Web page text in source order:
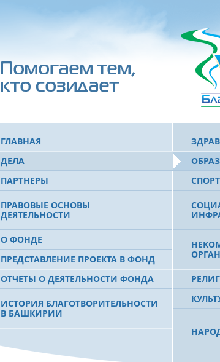
ГЛАВНАЯ
ДЕЛА
ПАРТНЕРЫ
ПРАВОВЫЕ ОСНОВЫ
ДЕЯТЕЛЬНОСТИ
О ФОНДЕ
ПРЕДСТАВЛЕНИЕ ПРОЕКТА В ФОНД
ОТЧЕТЫ О ДЕЯТЕЛЬНОСТИ ФОНДА
ИСТОРИЯ БЛАГОТВОРИТЕЛЬНОСТИ
В БАШКИРИИ
МУРТАЗЕ РАХИМОВЕ